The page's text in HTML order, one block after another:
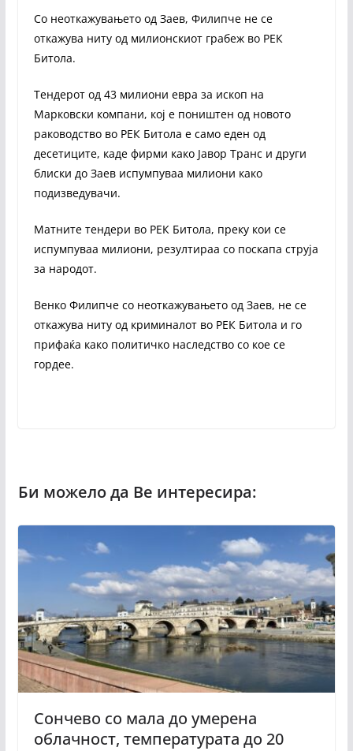
Со неоткажувањето од Заев, Филипче не се
откажува ниту од милионскиот грабеж во РЕК
Битола.
Тендерот од 43 милиони евра за ископ на
Марковски компани, кој е поништен од новото
раководство во РЕК Битола е само еден од
десетиците, каде фирми како Јавор Транс и други
блиски до Заев испумпуваа милиони како
подизведувачи.
Матните тендери во РЕК Битола, преку кои се
испумпуваа милиони, резултираа со поскапа струја
за народот.
Венко Филипче со неоткажувањето од Заев, не се
откажува ниту од криминалот во РЕК Битола и го
прифаќа како политичко наследство со кое се
гордее.
Сончево со мала до умерена
облачност, температурата до 20